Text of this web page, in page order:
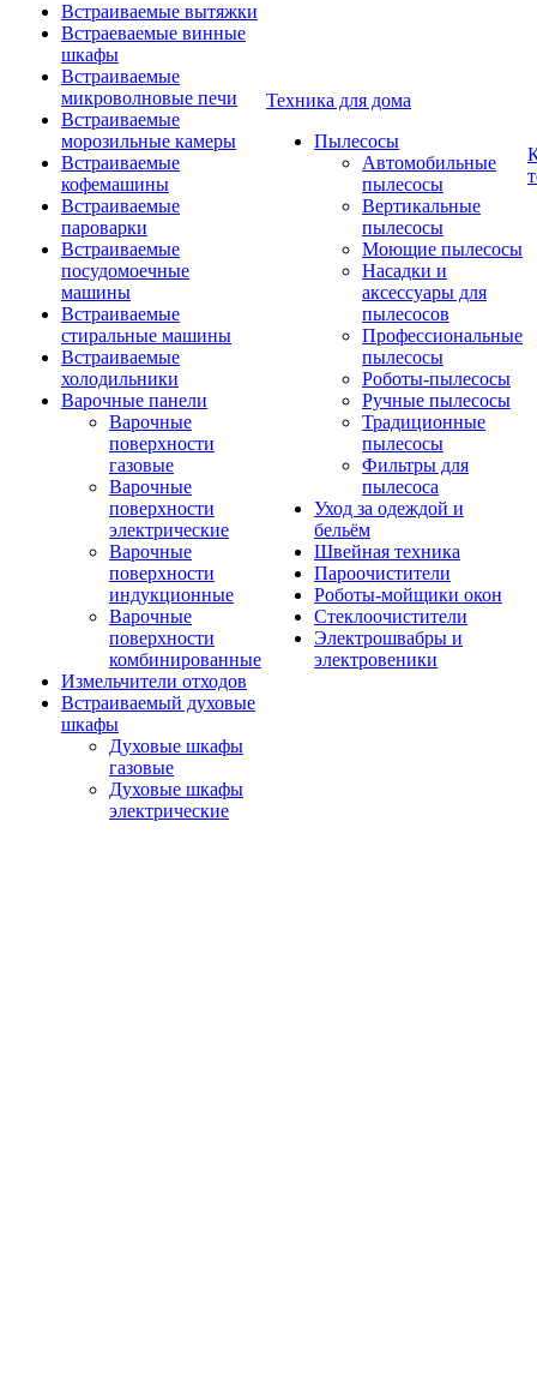
Встраиваемые вытяжки
Встраеваемые винные
шкафы
Встраиваемые
микроволновые печи
Встраиваемые
морозильные камеры
Встраиваемые
кофемашины
Встраиваемые
пароварки
Встраиваемые
посудомоечные
машины
Встраиваемые
стиральные машины
Встраиваемые
холодильники
Варочные панели
Варочные
поверхности
газовые
Варочные
поверхности
электрические
Варочные
поверхности
индукционные
Варочные
поверхности
комбинированные
Измельчители отходов
Встраиваемый духовые
шкафы
Духовые шкафы
газовые
Духовые шкафы
электрические
Техника для дома
Пылесосы
Автомобильные
пылесосы
Вертикальные
пылесосы
Моющие пылесосы
Насадки и
аксессуары для
пылесосов
Профессиональные
пылесосы
Роботы-пылесосы
Ручные пылесосы
Традиционные
пылесосы
Фильтры для
пылесоса
Уход за одеждой и
бельём
Швейная техника
Пароочистители
Роботы-мойщики окон
Стеклоочистители
Электрошвабры и
электровеники